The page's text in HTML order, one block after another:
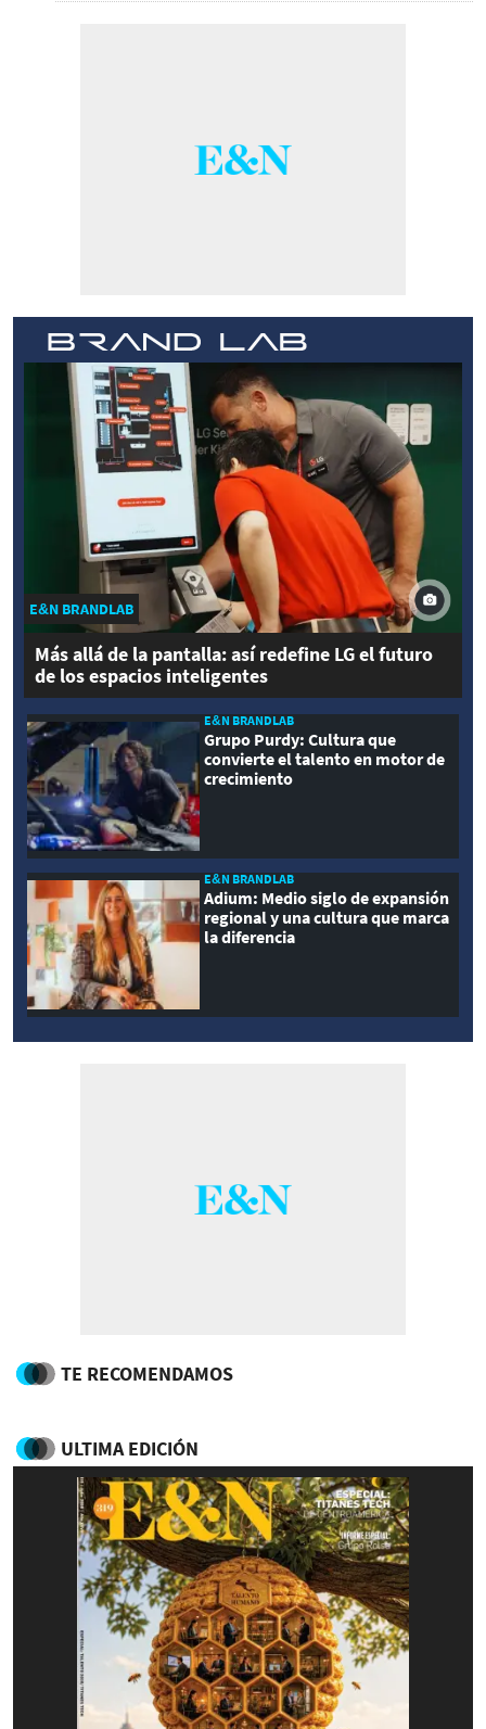
E&N BRANDLAB
Más allá de la pantalla: así redefine LG el futuro
de los espacios inteligentes
E&N BRANDLAB
Grupo Purdy: Cultura que
convierte el talento en motor de
crecimiento
E&N BRANDLAB
Adium: Medio siglo de expansión
regional y una cultura que marca
la diferencia
TE RECOMENDAMOS
ULTIMA EDICIÓN